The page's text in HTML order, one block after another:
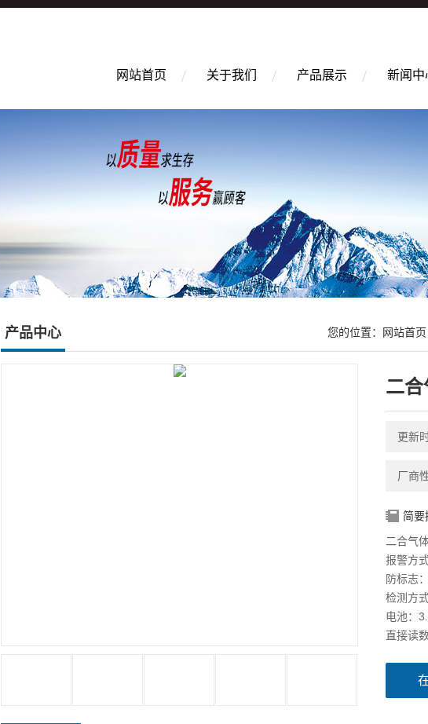
网站首页 关于我们 产品展示 新闻中
产品中心 您的位置： 网站首页
二
更新
厂商
简要
二合气
报警方
防标志
检测方
电池：
直接读